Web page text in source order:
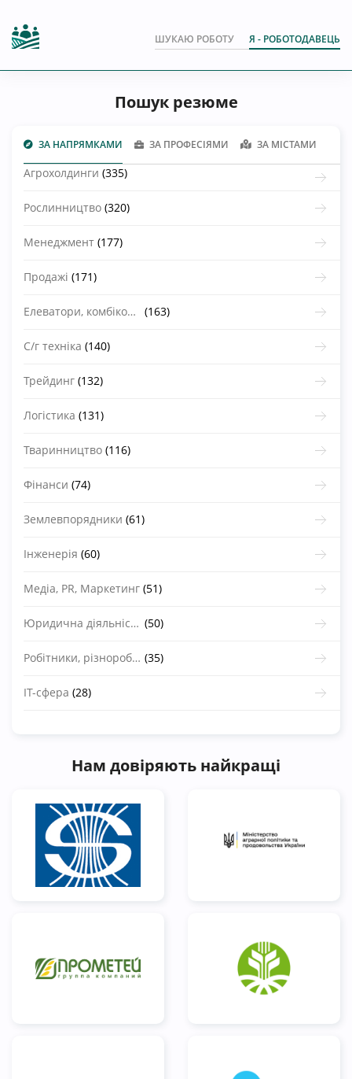
ШУКАЮ РОБОТУ Я - РОБОТОДАВЕЦЬ
Пошук резюме
ЗА НАПРЯМКАМИ ЗА ПРОФЕСІЯМИ ЗА МІСТАМИ
Агрохолдинги (335)
Рослинництво (320)
Менеджмент (177)
Продажі (171)
Елеватори, комбікормові заводи (163)
С/г техніка (140)
Трейдинг (132)
Логістика (131)
Тваринництво (116)
Фінанси (74)
Землевпорядники (61)
Інженерія (60)
Медіа, PR, Маркетинг (51)
Юридична діяльність (50)
Робітники, різноробочі (35)
IT-сфера (28)
Нам довіряють найкращі